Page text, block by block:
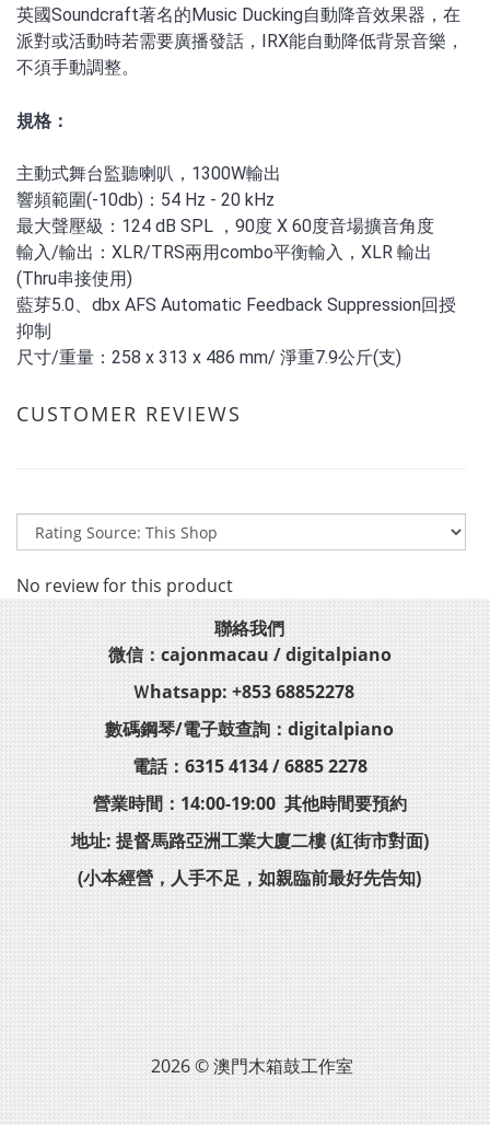
英國Soundcraft著名的Music Ducking自動降音效果器，在
派對或活動時若需要廣播發話，IRX能自動降低背景音樂，
不須手動調整。
規格：
主動式舞台監聽喇叭，1300W輸出
響頻範圍(-10db)：54 Hz - 20 kHz
最大聲壓級：124 dB SPL ，90度 X 60度音場擴音角度
輸入/輸出：XLR/TRS兩用combo平衡輸入，XLR 輸出
(Thru串接使用)
藍芽5.0、dbx AFS Automatic Feedback Suppression回授
抑制
尺寸/重量：258 x 313 x 486 mm/ 淨重7.9公斤(支)
CUSTOMER REVIEWS
No review for this product
聯絡我們
微信：cajonmacau / digitalpiano
Ｗhatsapp: +853 68852278
數碼鋼琴/電子鼓查詢：digitalpiano
電話：6315 4134 / 6885 2278
營業時間：14:00-19:00 其他時間要預約
地址: 提督馬路亞洲工業大廈二樓 (紅街市對面)
(小本經營，人手不足，如親臨前最好先告知)
2026 © 澳門木箱鼓工作室